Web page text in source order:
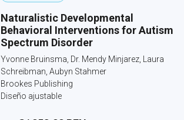
Naturalistic Developmental
Behavioral Interventions for Autism
Spectrum Disorder
Yvonne Bruinsma, Dr. Mendy Minjarez, Laura
Schreibman, Aubyn Stahmer
Brookes Publishing
Diseño ajustable